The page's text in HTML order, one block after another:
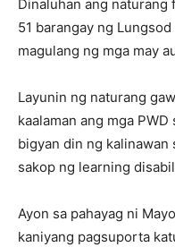
Dinaluhan ang naturang
51 barangay ng
magulang ng mga may
Layunin ng naturang
kaalaman ang mga
bigyan din ng kalinawan
sakop ng learning
Ayon sa pahayag ni
kaniyang pagsuporta